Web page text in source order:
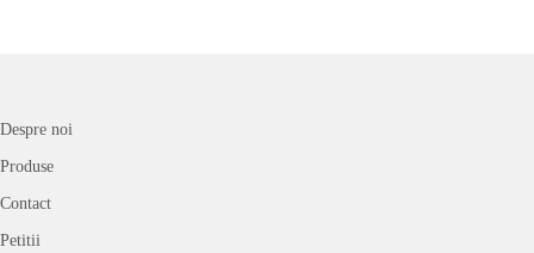
Despre noi
Produse
Contact
Petitii